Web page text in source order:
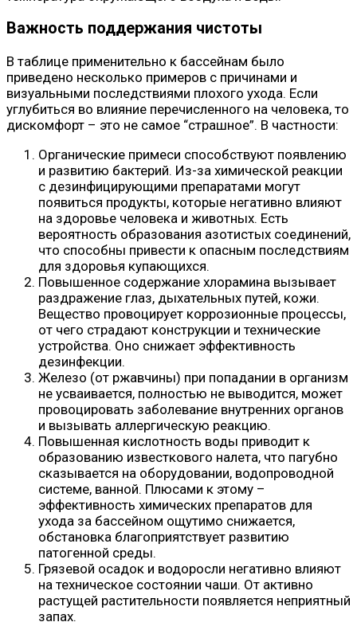
Важность поддержания чистоты
В таблице применительно к бассейнам было
приведено несколько примеров с причинами и
визуальными последствиями плохого ухода. Если
углубиться во влияние перечисленного на человека, то
дискомфорт – это не самое “страшное”. В частности:
Органические примеси способствуют появлению
и развитию бактерий. Из-за химической реакции
с дезинфицирующими препаратами могут
появиться продукты, которые негативно влияют
на здоровье человека и животных. Есть
вероятность образования азотистых соединений,
что способны привести к опасным последствиям
для здоровья купающихся.
Повышенное содержание хлорамина вызывает
раздражение глаз, дыхательных путей, кожи.
Вещество провоцирует коррозионные процессы,
от чего страдают конструкции и технические
устройства. Оно снижает эффективность
дезинфекции.
Железо (от ржавчины) при попадании в организм
не усваивается, полностью не выводится, может
провоцировать заболевание внутренних органов
и вызывать аллергическую реакцию.
Повышенная кислотность воды приводит к
образованию известкового налета, что пагубно
сказывается на оборудовании, водопроводной
системе, ванной. Плюсами к этому –
эффективность химических препаратов для
ухода за бассейном ощутимо снижается,
обстановка благоприятствует развитию
патогенной среды.
Грязевой осадок и водоросли негативно влияют
на техническое состоянии чаши. От активно
растущей растительности появляется неприятный
запах.